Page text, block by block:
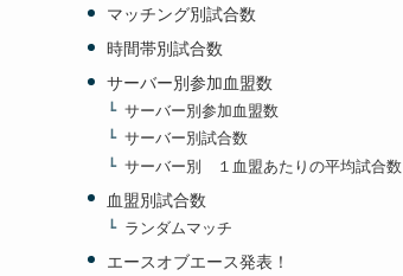
マッチング別試合数
時間帯別試合数
サーバー別参加血盟数
サーバー別参加血盟数
サーバー別試合数
サーバー別 １血盟あたりの平均試合数
血盟別試合数
ランダムマッチ
エースオブエース発表！